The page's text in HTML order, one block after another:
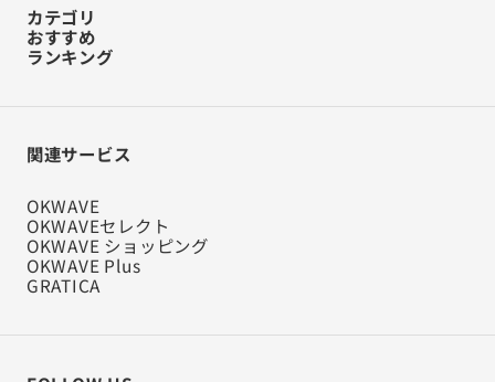
カテゴリ
おすすめ
ランキング
関連サービス
OKWAVE
OKWAVEセレクト
OKWAVE ショッピング
OKWAVE Plus
GRATICA